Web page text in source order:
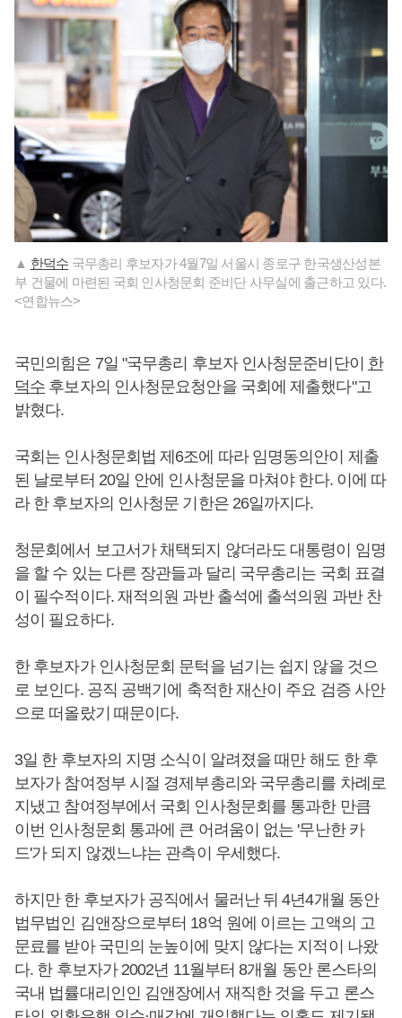
▲ 한덕수 국무총리 후보자가 4월7일 서울시 종로구 한국생산성본
부 건물에 마련된 국회 인사청문회 준비단 사무실에 출근하고 있다.
<연합뉴스>
국민의힘은 7일 "국무총리 후보자 인사청문준비단이 한
덕수 후보자의 인사청문요청안을 국회에 제출했다"고
밝혔다.
국회는 인사청문회법 제6조에 따라 임명동의안이 제출
된 날로부터 20일 안에 인사청문을 마쳐야 한다. 이에 따
라 한 후보자의 인사청문 기한은 26일까지다.
청문회에서 보고서가 채택되지 않더라도 대통령이 임명
을 할 수 있는 다른 장관들과 달리 국무총리는 국회 표결
이 필수적이다. 재적의원 과반 출석에 출석의원 과반 찬
성이 필요하다.
한 후보자가 인사청문회 문턱을 넘기는 쉽지 않을 것으
로 보인다. 공직 공백기에 축적한 재산이 주요 검증 사안
으로 떠올랐기 때문이다.
3일 한 후보자의 지명 소식이 알려졌을 때만 해도 한 후
보자가 참여정부 시절 경제부총리와 국무총리를 차례로
지냈고 참여정부에서 국회 인사청문회를 통과한 만큼
이번 인사청문회 통과에 큰 어려움이 없는 '무난한 카
드'가 되지 않겠느냐는 관측이 우세했다.
하지만 한 후보자가 공직에서 물러난 뒤 4년4개월 동안
법무법인 김앤장으로부터 18억 원에 이르는 고액의 고
문료를 받아 국민의 눈높이에 맞지 않다는 지적이 나왔
다. 한 후보자가 2002년 11월부터 8개월 동안 론스타의
국내 법률대리인인 김앤장에서 재직한 것을 두고 론스